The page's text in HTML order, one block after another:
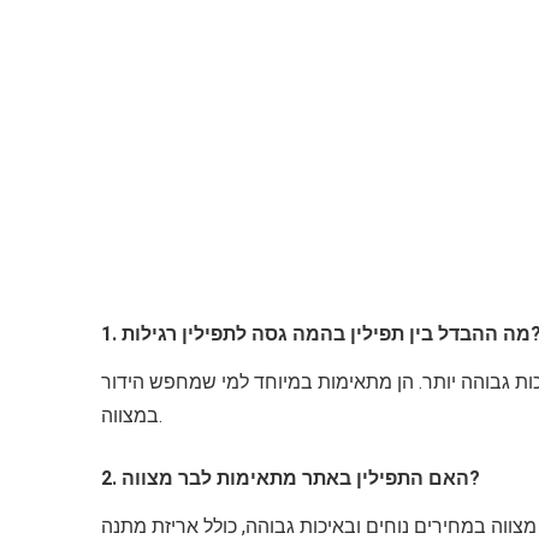
1. מה ההבדל בין תפילין בהמה גסה לתפילין רגילות?
גבוהה יותר. הן מתאימות במיוחד למי שמחפש הידור
במצווה.
2. האם התפילין באתר מתאימות לבר מצווה?